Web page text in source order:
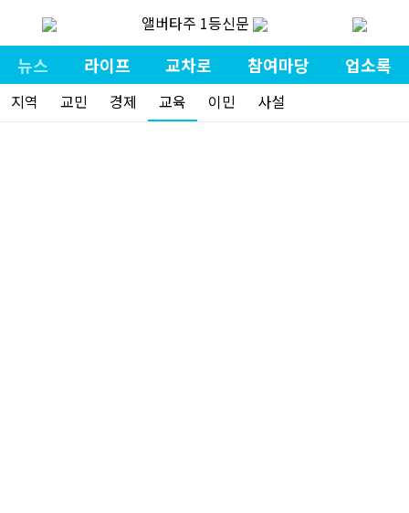
앨버타주 1등신문
뉴스 라이프 교차로 참여마당 업소록
지역 교민 경제 교육 이민 사설